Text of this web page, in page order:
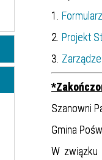
1.
2. Projekt
3.
Szanowni
Gmina
W związku